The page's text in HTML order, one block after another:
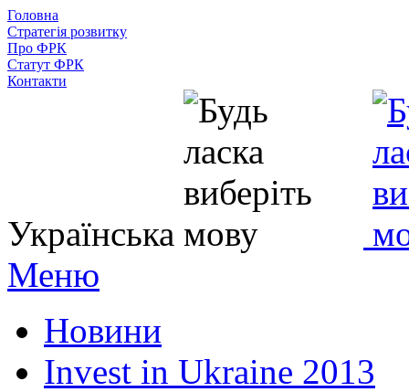
Головна
Стратегія розвитку
Про ФРК
Статут ФРК
Контакти
Українська
Меню
Новини
Invest in Ukraine 2013